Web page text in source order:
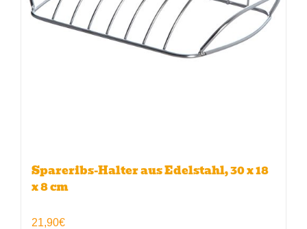
Spareribs-Halter aus Edelstahl, 30 x 18
x 8 cm
21,90€